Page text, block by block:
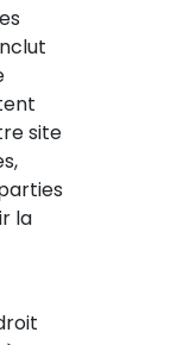
site
la